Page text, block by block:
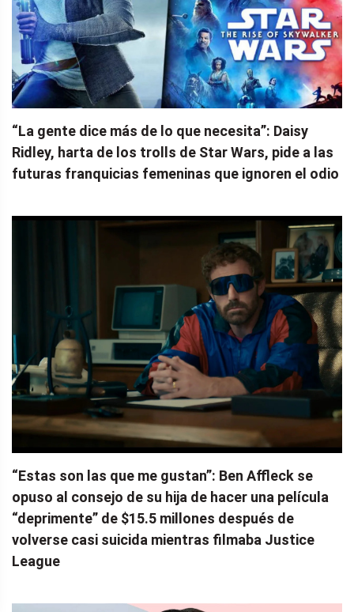
“La gente dice más de lo que necesita”: Daisy
Ridley, harta de los trolls de Star Wars, pide a las
futuras franquicias femeninas que ignoren el odio
“Estas son las que me gustan”: Ben Affleck se
opuso al consejo de su hija de hacer una película
“deprimente” de $15.5 millones después de
volverse casi suicida mientras filmaba Justice
League